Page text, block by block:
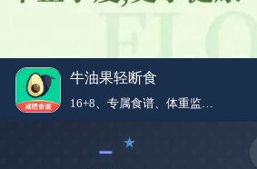
牛油果轻断食
16+8、专属食谱、体重监测、...
﹣